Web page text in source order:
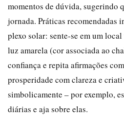
momentos de dúvida, sugerindo
jornada. Práticas recomendadas
plexo solar: sente-se em um
luz amarela (cor associada ao
confiança e repita afirmações
prosperidade com clareza e
simbolicamente – por exemplo,
diárias e aja sobre elas.